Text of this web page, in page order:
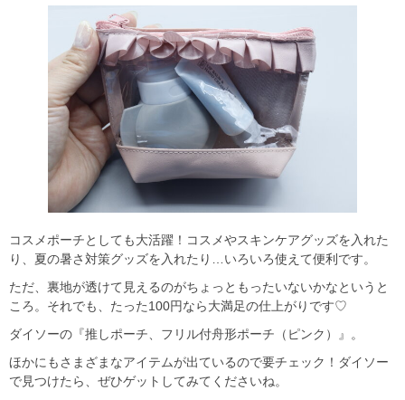
コスメポーチとしても大活躍！コスメやスキンケアグッズを入れた
り、夏の暑さ対策グッズを入れたり…いろいろ使えて便利です。
ただ、裏地が透けて見えるのがちょっともったいないかなというと
ころ。それでも、たった100円なら大満足の仕上がりです♡
ダイソーの『推しポーチ、フリル付舟形ポーチ（ピンク）』。
ほかにもさまざまなアイテムが出ているので要チェック！ダイソー
で見つけたら、ぜひゲットしてみてくださいね。